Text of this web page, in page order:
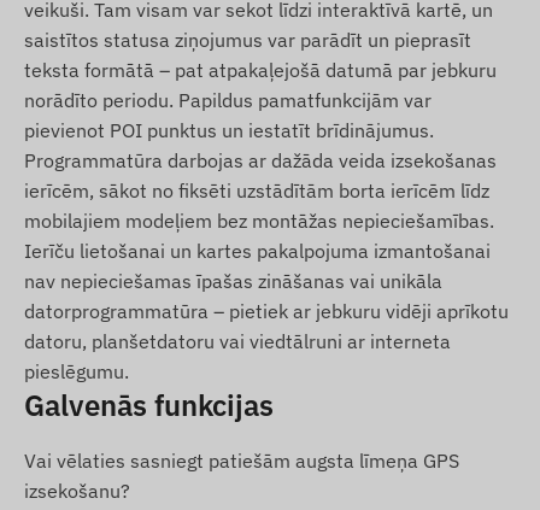
Lietošanas noteikumi
Ierīces normālai darbībai nepieciešams aktīvs
savienojums ar pozicionēšanas satelītu sistēmām
un mobilo sakaru operatoru tīklu. Tie nodrošina
datu vākšanu un pārsūtīšanu uz lietotāja tālruni
vai centrālo sistēmu. Ierīce sazinās caur mobilo
sakaru operatoru tīklu, izmantojot tajā ievietoto
(nomaināmo) SIM karti.
Darbības reģions
4G LTE:Eiropa, Āzija, Āfrika
2G GSM:
Iegādes iespējas
Ja pērkat tikai ierīci (bez programmatūras
veikuši. Tam visam var sekot līdzi interaktīvā kartē, un
saistītos statusa ziņojumus var parādīt un pieprasīt
teksta formātā – pat atpakaļejošā datumā par jebkuru
norādīto periodu. Papildus pamatfunkcijām var
pievienot POI punktus un iestatīt brīdinājumus.
Programmatūra darbojas ar dažāda veida izsekošanas
ierīcēm, sākot no fiksēti uzstādītām borta ierīcēm līdz
mobilajiem modeļiem bez montāžas nepieciešamības.
Ierīču lietošanai un kartes pakalpojuma izmantošanai
nav nepieciešamas īpašas zināšanas vai unikāla
datorprogrammatūra – pietiek ar jebkuru vidēji aprīkotu
datoru, planšetdatoru vai viedtālruni ar interneta
pieslēgumu.
Galvenās funkcijas
Vai vēlaties sasniegt patiešām augsta līmeņa GPS
izsekošanu?